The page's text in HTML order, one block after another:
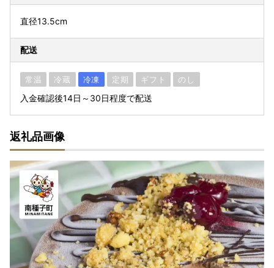
直径13.5cm
配送
常温 冷蔵 冷凍 定期 ギフト のし
入金確認後14日～30日程度で配送
返礼品画像